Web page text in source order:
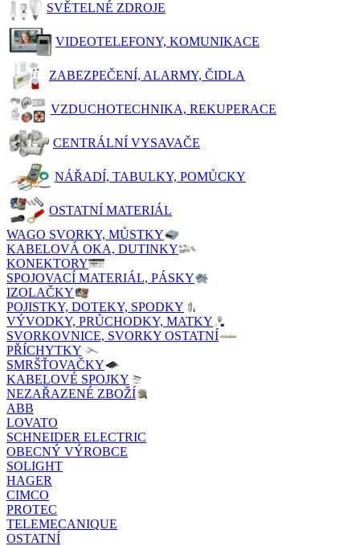
SVĚTELNÉ ZDROJE
VIDEOTELEFONY, KOMUNIKACE
ZABEZPEČENÍ, ALARMY, ČIDLA
VZDUCHOTECHNIKA, REKUPERACE
CENTRÁLNÍ VYSAVAČE
NÁŘADÍ, TABULKY, POMŮCKY
OSTATNÍ MATERIÁL
WAGO SVORKY, MŮSTKY
KABELOVÁ OKA, DUTINKY
KONEKTORY
SPOJOVACÍ MATERIÁL, PÁSKY
IZOLAČKY
POJISTKY, DOTEKY, SPODKY
VÝVODKY, PRŮCHODKY, MATKY
SVORKOVNICE, SVORKY OSTATNÍ
PŘÍCHYTKY
SMRŠŤOVAČKY
KABELOVÉ SPOJKY
NEZAŘAZENÉ ZBOŽÍ
ABB
LOVATO
SCHNEIDER ELECTRIC
OBECNÝ VÝROBCE
SOLIGHT
HAGER
CIMCO
PROTEC
TELEMECANIQUE
OSTATNÍ